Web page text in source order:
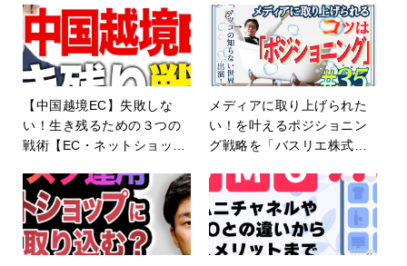
【中国越境EC】失敗しな
い！生き残るための３つの
戦術【EC・ネットショッ
メディアに取り上げられた
い！を叶えるポジショニン
グ戦略を「バスリエ株式会
【ECの未来 EP35】